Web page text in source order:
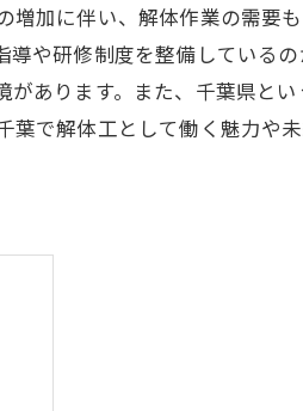
加に伴い、解体作業の需要
や研修制度を整備している
あります。また、千葉県と
葉で解体工として働く魅力や